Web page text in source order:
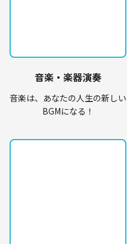
音楽・楽器演奏
音楽は、あなたの人生の新しい
BGMになる！